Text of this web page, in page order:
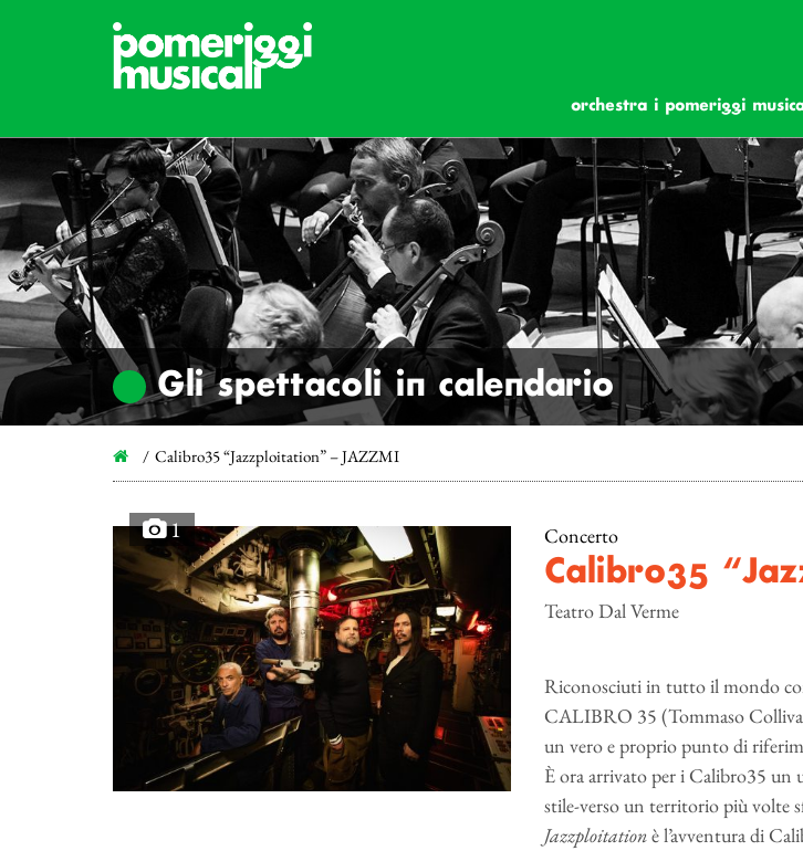
orchestra i pomeriggi
Gli spettacoli in calendario
Calibro35 “Jazzploitation” – JAZZMI
1 Concerto
Calibro35
Teatro Dal Verme
Riconosciuti in tutto il mondo
CALIBRO 35 (Tommaso
un vero e proprio punto di
È ora arrivato per i Calibro35 un
stile-verso un territorio più volte
Jazzploitationè l’avventura di